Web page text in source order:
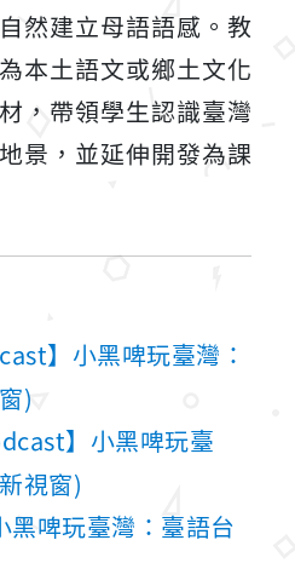
然建立母語語感。教
本土語文或鄉土文化
，帶領學生認識臺灣
景，並延伸開發為課
】小黑啤玩臺灣：
)
】小黑啤玩臺
視窗)
黑啤玩臺灣：臺語台